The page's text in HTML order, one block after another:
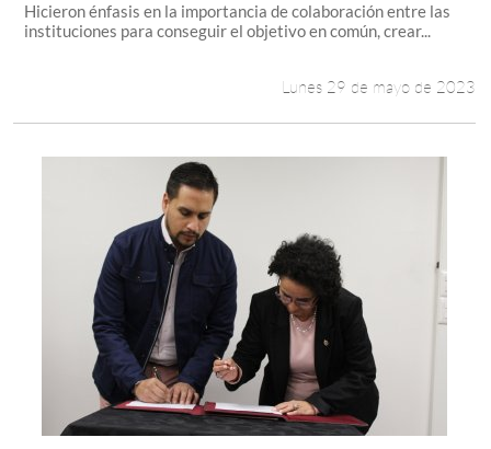
Hicieron énfasis en la importancia de colaboración entre las
instituciones para conseguir el objetivo en común, crear...
Lunes 29 de mayo de 2023